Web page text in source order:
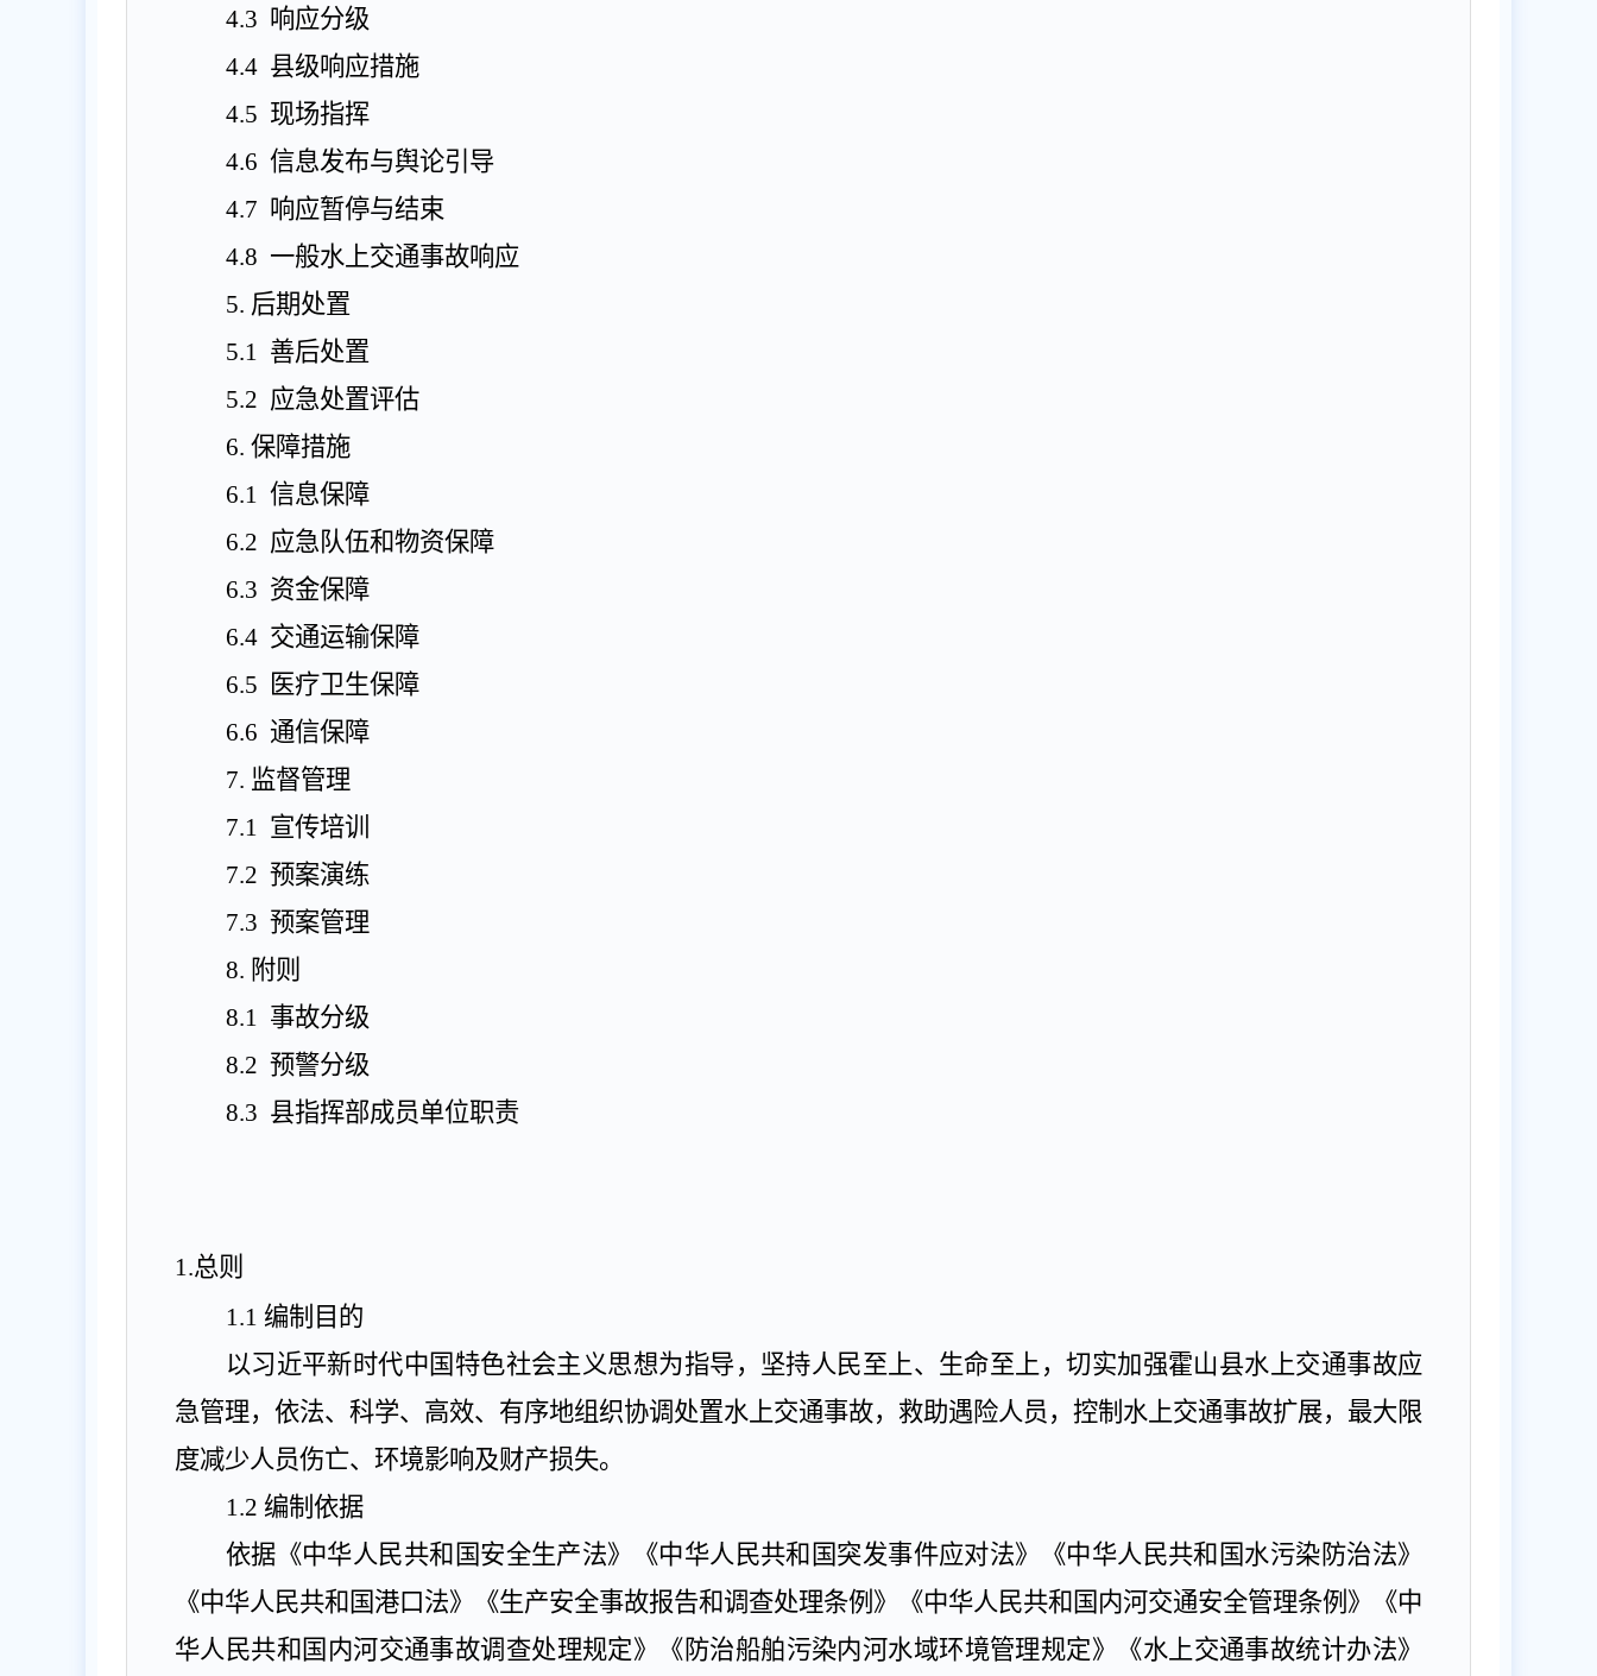
4.3 响应分级
4.4 县级响应措施
4.5 现场指挥
4.6 信息发布与舆论引导
4.7 响应暂停与结束
4.8 一般水上交通事故响应
5. 后期处置
5.1 善后处置
5.2 应急处置评估
6. 保障措施
6.1 信息保障
6.2 应急队伍和物资保障
6.3 资金保障
6.4 交通运输保障
6.5
医疗卫生保障
6.6 通信保障
7. 监督管理
7.1 宣传培训
7.2 预案演练
7.3 预案管理
8. 附则
8.1 事故分级
8.2 预警分级
8.3 县指挥部成员单位职责
1.总则
1.1 编制目的
以习近平新时代中国特色社会主义思想为指导，坚持人民至上、生命至上，切实加强霍山县水上交通事故应
急管理，依法、科学、高效、有序地组织协调处置水上交通事故，救助遇险人员，控制水上交通事故扩展，最大限
度减少人员伤亡、环境影响及财产损失。
1.2 编制依据
依据《中华人民共和国安全生产法》《中华人民共和国突发事件应对法》《中华人民共和国水污染防治法》
《中华人民共和国港口法》《生产安全事故报告和调查处理条例》《中华人民共和国内河交通安全管理条例》《中
华人民共和国内河交通事故调查处理规定》《防治船舶污染内河水域环境管理规定》《水上交通事故统计办法》